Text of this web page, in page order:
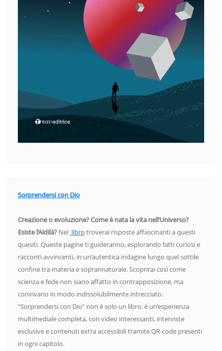
Sorprendersi con Dio
Creazione o evoluzione? Come è nata la vita nell’Universo?
Esiste l’Aldilà? Nel libro troverai risposte affascinanti a questi
quesiti. Queste pagine ti guideranno, esplorando fatti curiosi e
racconti avvincenti, in un’autentica indagine lungo quel sottile
confine tra materia e soprannaturale. Scoprirai così come
scienza e fede non siano affatto in contrapposizione, ma
convivano in modo indissolubilmente intrecciato.
“Sorprendersi con Dio” non è solo un libro: è un’esperienza
multimediale completa, con video interessanti, interviste
esclusive e contenuti extra accessibili tramite QR-code presenti
in ogni capitolo.